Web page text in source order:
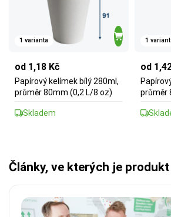
1 varianta
od 1,18 Kč
Papírový kelímek bílý 280ml,
průměr 80mm (0,2 L/8 oz)
Skladem
1
od
průměr
Články, ve kterých je